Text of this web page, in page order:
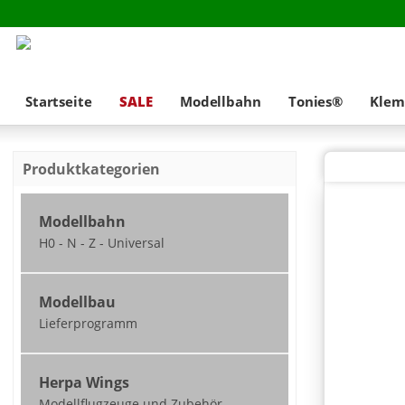
Startseite SALE Modellbahn Tonies®
Produktkategorien
Modellbahn
H0 - N - Z - Universal
Neuheiten
nicht ausgeliefert /
zum Teil vorbestellbar
Modellbahn Spur H0
Lieferprogramm
Modellbau
Lieferprogramm
Modellbau - 1:45
Herpa Wings